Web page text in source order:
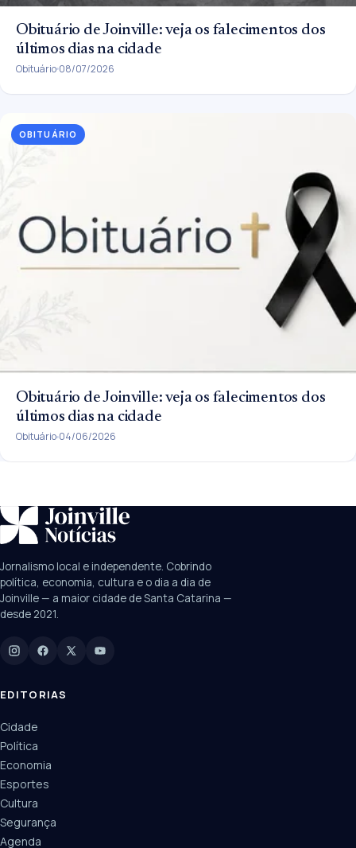
Obituário de Joinville: veja os falecimentos dos
últimos dias na cidade
Obituário 08/07/2026
OBITUÁRIO
Obituário de Joinville: veja os falecimentos dos
últimos dias na cidade
Obituário 04/06/2026
SUGESTÕES: JEC
Câmara
UPA Sul
Manchetes, colunistas e editorias do JN
Jornalismo local e independente. Cobrindo
política, economia, cultura e o dia a dia de
Joinville — a maior cidade de Santa Catarina —
desde 2021.
EDITORIAS
Cidade
Política
Economia
Esportes
Cultura
Segurança
Agenda